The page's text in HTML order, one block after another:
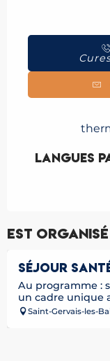
Langues
Langues
Est
SÉJOUR
Au programme :
un cadre unique
Saint-Gervais-les-